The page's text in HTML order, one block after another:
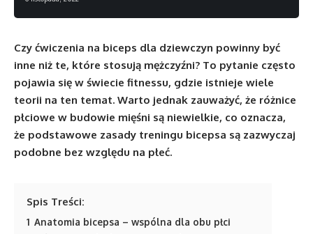
Czy ćwiczenia na biceps dla dziewczyn powinny być
inne niż te, które stosują mężczyźni? To pytanie często
pojawia się w świecie fitnessu, gdzie istnieje wiele
teorii na ten temat. Warto jednak zauważyć, że różnice
płciowe w budowie mięśni są niewielkie, co oznacza,
że podstawowe zasady treningu bicepsa są zazwyczaj
podobne bez względu na płeć.
Spis Treści:
1 Anatomia bicepsa – wspólna dla obu płci